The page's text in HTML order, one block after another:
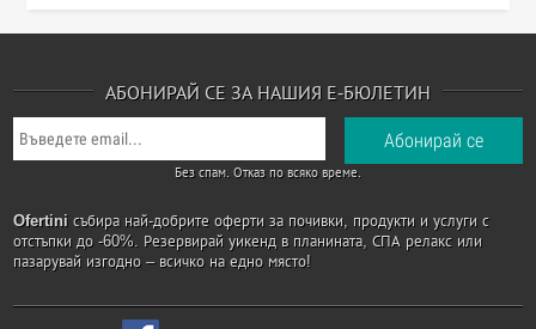
АБОНИРАЙ СЕ ЗА НАШИЯ Е-БЮЛЕТИН
Без спам. Отказ по всяко време.
Ofertini събира най-добрите оферти за почивки, продукти и услуги с
отстъпки до -60%. Резервирай уикенд в планината, СПА релакс или
пазарувай изгодно – всичко на едно място!